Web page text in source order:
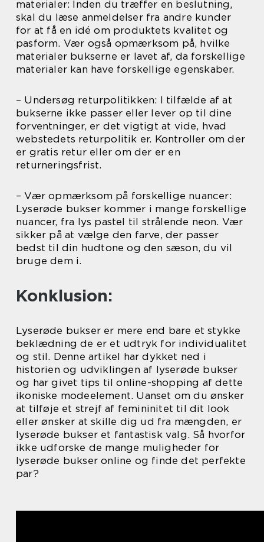
materialer: Inden du træffer en beslutning,
skal du læse anmeldelser fra andre kunder
for at få en idé om produktets kvalitet og
pasform. Vær også opmærksom på, hvilke
materialer bukserne er lavet af, da forskellige
materialer kan have forskellige egenskaber.
– Undersøg returpolitikken: I tilfælde af at
bukserne ikke passer eller lever op til dine
forventninger, er det vigtigt at vide, hvad
webstedets returpolitik er. Kontroller om der
er gratis retur eller om der er en
returneringsfrist.
– Vær opmærksom på forskellige nuancer:
Lyserøde bukser kommer i mange forskellige
nuancer, fra lys pastel til strålende neon. Vær
sikker på at vælge den farve, der passer
bedst til din hudtone og den sæson, du vil
bruge dem i.
Konklusion:
Lyserøde bukser er mere end bare et stykke
beklædning de er et udtryk for individualitet
og stil. Denne artikel har dykket ned i
historien og udviklingen af lyserøde bukser
og har givet tips til online-shopping af dette
ikoniske modeelement. Uanset om du ønsker
at tilføje et strejf af femininitet til dit look
eller ønsker at skille dig ud fra mængden, er
lyserøde bukser et fantastisk valg. Så hvorfor
ikke udforske de mange muligheder for
lyserøde bukser online og finde det perfekte
par?